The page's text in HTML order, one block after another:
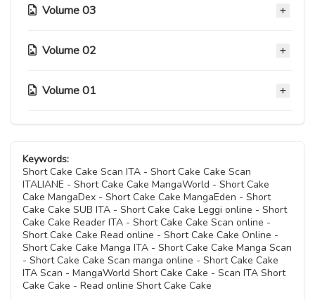
09 Novembre 2020
Capitolo 38
Capitolo 36
09 Novembre 2020
09 Novembre 2020
09 Novembre 2020
Capitolo 32
Capitolo 30
09 Novembre 2020
09 Novembre 2020
09 Novembre 2020
Capitolo 25
09 Novembre 2020
Capitolo 24
09 Novembre 2020
Capitolo 23.5
09 Novembre 2020
Capitolo 21
09 Novembre 2020
Capitolo 20
09 Novembre 2020
Capitolo 19
Volume 03
Capitolo 17
Capitolo 15
09 Novembre 2020
Capitolo 14
09 Novembre 2020
Capitolo 13
09 Novembre 2020
Volume 02
Capitolo 10
09 Novembre 2020
Capitolo 08
09 Novembre 2020
Capitolo 07
09 Novembre 2020
Volume 01
Capitolo 04
09 Novembre 2020
Capitolo 03
09 Novembre 2020
Capitolo 02
Keywords:
Short Cake Cake Scan ITA - Short Cake Cake Scan
ITALIANE - Short Cake Cake MangaWorld - Short Cake
Cake MangaDex - Short Cake Cake MangaEden - Short
Cake Cake SUB ITA - Short Cake Cake Leggi online - Short
Cake Cake Reader ITA - Short Cake Cake Scan online -
Short Cake Cake Read online - Short Cake Cake Online -
Short Cake Cake Manga ITA - Short Cake Cake Manga Scan
- Short Cake Cake Scan manga online - Short Cake Cake
ITA Scan - MangaWorld Short Cake Cake - Scan ITA Short
Cake Cake - Read online Short Cake Cake